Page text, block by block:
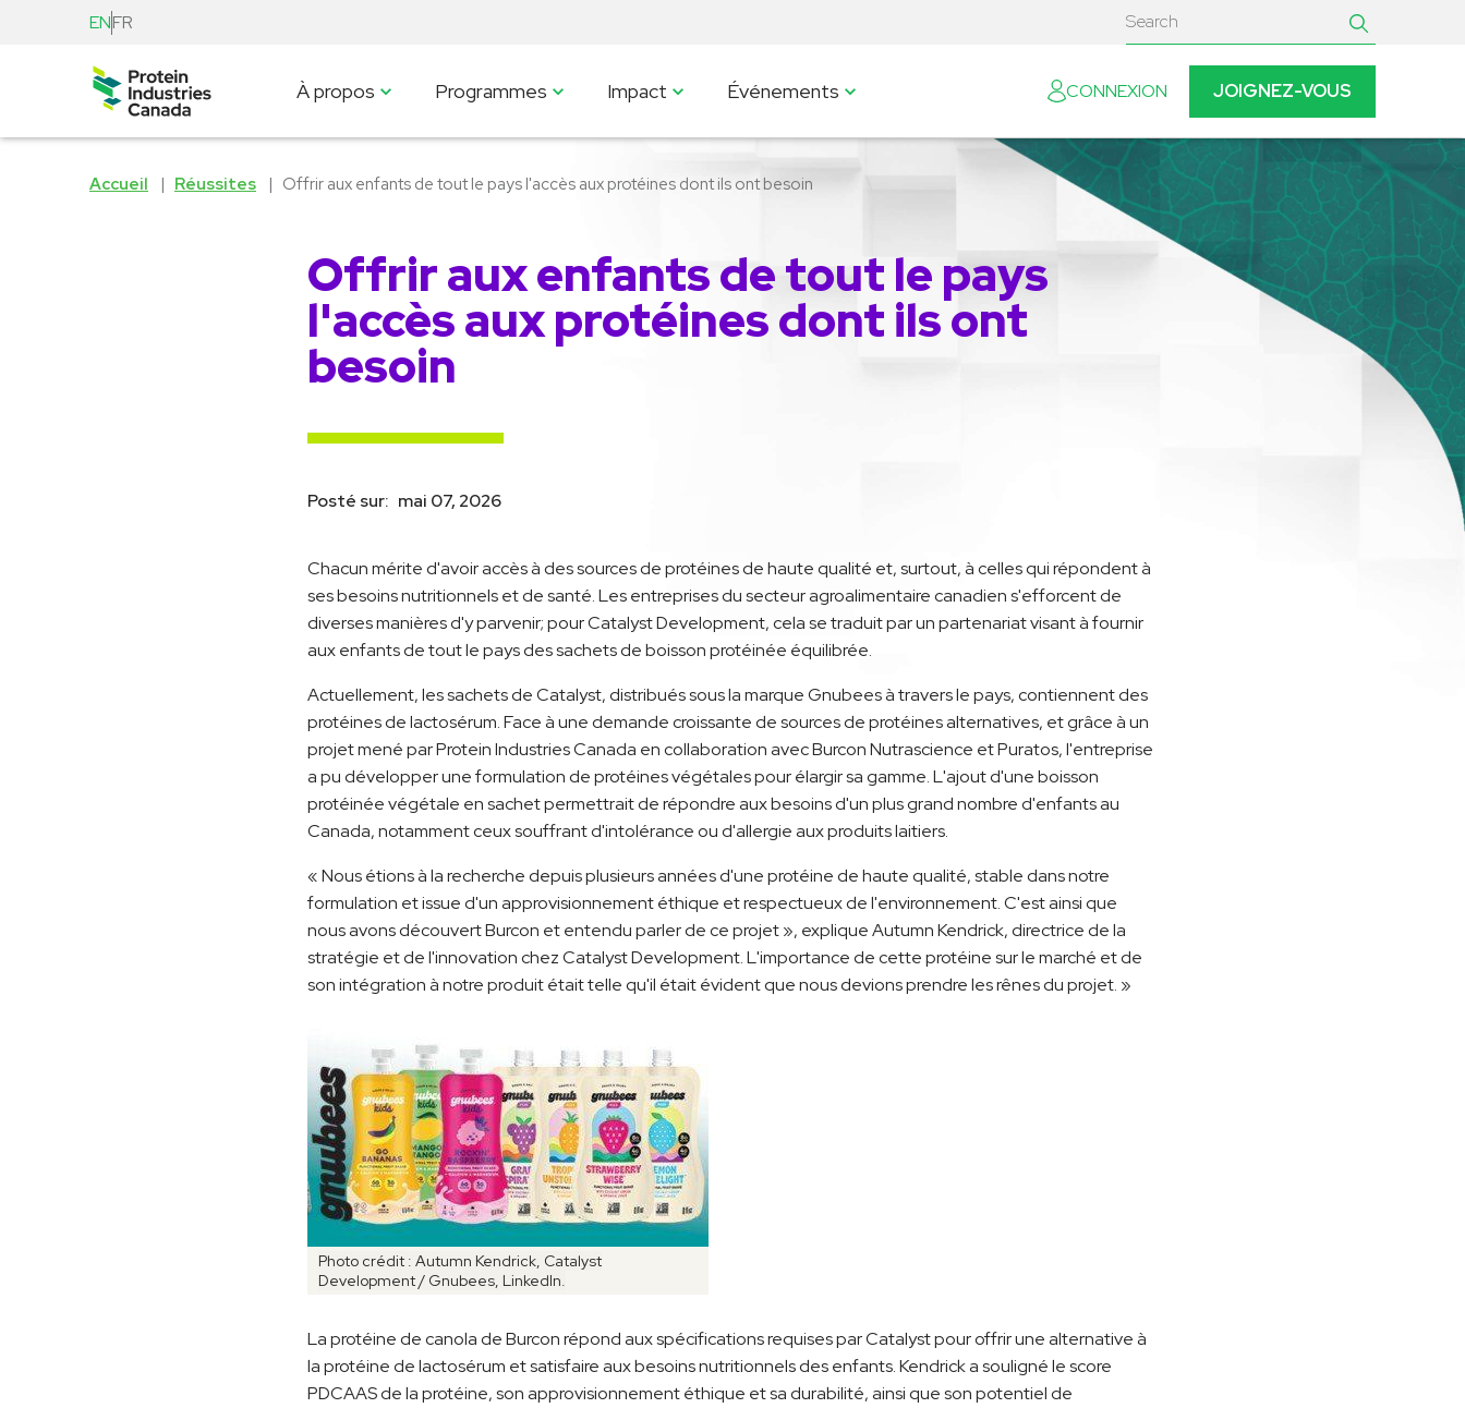
ENFR
À propos Programmes Impact Événements CONNEXION JOIGNEZ-VOUS
Accueil Réussites Offrir aux enfants de tout le pays l'accès aux protéines dont ils ont besoin
Offrir aux enfants de tout le pays
l'accès aux protéines dont ils ont
besoin
Posté sur: mai 07, 2026
Chacun mérite d'avoir accès à des sources de protéines de haute qualité et, surtout, à celles qui répondent à
ses besoins nutritionnels et de santé. Les entreprises du secteur agroalimentaire canadien s'efforcent de
diverses manières d'y parvenir; pour Catalyst Development, cela se traduit par un partenariat visant à fournir
aux enfants de tout le pays des sachets de boisson protéinée équilibrée.
Actuellement, les sachets de Catalyst, distribués sous la marque Gnubees à travers le pays, contiennent des
protéines de lactosérum. Face à une demande croissante de sources de protéines alternatives, et grâce à un
projet mené par Protein Industries Canada en collaboration avec Burcon Nutrascience et Puratos, l'entreprise
a pu développer une formulation de protéines végétales pour élargir sa gamme. L'ajout d'une boisson
protéinée végétale en sachet permettrait de répondre aux besoins d'un plus grand nombre d'enfants au
Canada, notamment ceux souffrant d'intolérance ou d'allergie aux produits laitiers.
« Nous étions à la recherche depuis plusieurs années d'une protéine de haute qualité, stable dans notre
formulation et issue d'un approvisionnement éthique et respectueux de l'environnement. C'est ainsi que
nous avons découvert Burcon et entendu parler de ce projet », explique Autumn Kendrick, directrice de la
stratégie et de l'innovation chez Catalyst Development. L'importance de cette protéine sur le marché et de
son intégration à notre produit était telle qu'il était évident que nous devions prendre les rênes du projet. »
Photo crédit : Autumn Kendrick, Catalyst
Development / Gnubees, LinkedIn.
La protéine de canola de Burcon répond aux spécifications requises par Catalyst pour offrir une alternative à
la protéine de lactosérum et satisfaire aux besoins nutritionnels des enfants. Kendrick a souligné le score
PDCAAS de la protéine, son approvisionnement éthique et sa durabilité, ainsi que son potentiel de